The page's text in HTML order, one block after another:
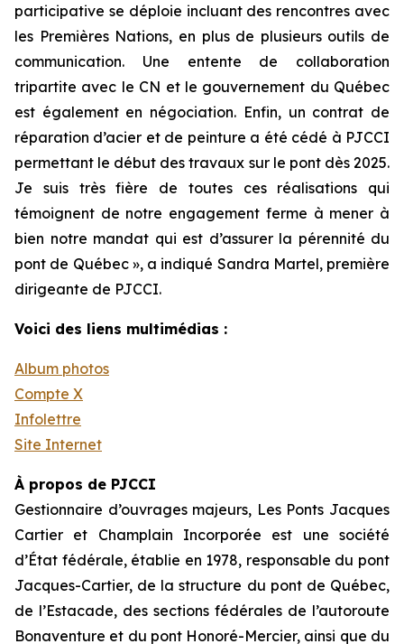
participative se déploie incluant des rencontres avec
les Premières Nations, en plus de plusieurs outils de
communication. Une entente de collaboration
tripartite avec le CN et le gouvernement du Québec
est également en négociation. Enfin, un contrat de
réparation d’acier et de peinture a été cédé à PJCCI
permettant le début des travaux sur le pont dès 2025.
Je suis très fière de toutes ces réalisations qui
témoignent de notre engagement ferme à mener à
bien notre mandat qui est d’assurer la pérennité du
pont de Québec », a indiqué Sandra Martel, première
dirigeante de PJCCI.
Voici des liens multimédias :
Album photos
Compte X
Infolettre
Site Internet
À propos de PJCCI
Gestionnaire d’ouvrages majeurs, Les Ponts Jacques
Cartier et Champlain Incorporée est une société
d’État fédérale, établie en 1978, responsable du pont
Jacques-Cartier, de la structure du pont de Québec,
de l’Estacade, des sections fédérales de l’autoroute
Bonaventure et du pont Honoré-Mercier, ainsi que du